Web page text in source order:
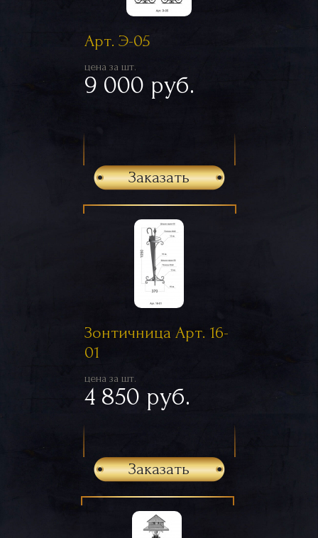
Арт. Э-05
цена за шт.
9 000 руб.
Заказать
Зонтичница Арт. 16-
01
цена за шт.
4 850 руб.
Заказать